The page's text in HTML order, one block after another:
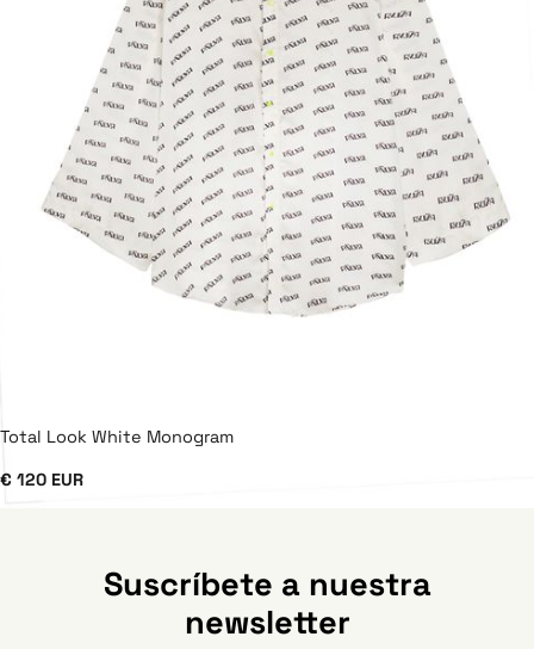
Total Look White Monogram
€ 120 EUR
Suscríbete a nuestra
newsletter